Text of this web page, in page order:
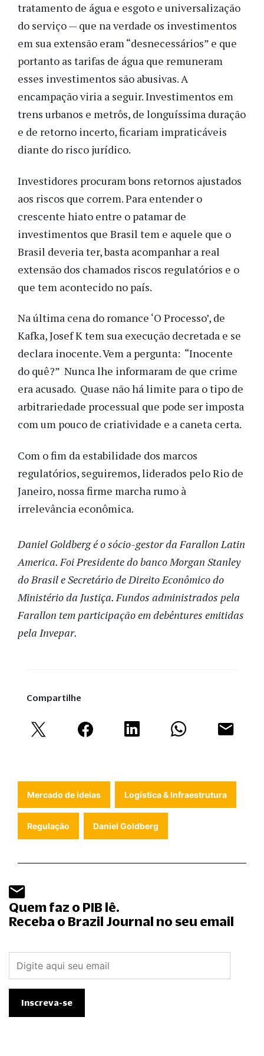
tratamento de água e esgoto e universalização
do serviço — que na verdade os investimentos
em sua extensão eram “desnecessários” e que
portanto as tarifas de água que remuneram
esses investimentos são abusivas. A
encampação viria a seguir. Investimentos em
trens urbanos e metrôs, de longuíssima duração
e de retorno incerto, ficariam impraticáveis
diante do risco jurídico.
Investidores procuram bons retornos ajustados
aos riscos que correm. Para entender o
crescente hiato entre o patamar de
investimentos que Brasil tem e aquele que o
Brasil deveria ter, basta acompanhar a real
extensão dos chamados riscos regulatórios e o
que tem acontecido no país.
Na última cena do romance ‘O Processo’, de
Kafka, Josef K tem sua execução decretada e se
declara inocente. Vem a pergunta: “Inocente
do quê?” Nunca lhe informaram de que crime
era acusado. Quase não há limite para o tipo de
arbitrariedade processual que pode ser imposta
com um pouco de criatividade e a caneta certa.
Com o fim da estabilidade dos marcos
regulatórios, seguiremos, liderados pelo Rio de
Janeiro, nossa firme marcha rumo à
irrelevância econômica.
Daniel Goldberg é o sócio-gestor da Farallon Latin
America. Foi Presidente do banco Morgan Stanley
do Brasil e Secretário de Direito Econômico do
Ministério da Justiça. Fundos administrados pela
Farallon tem participação em debêntures emitidas
pela Invepar.
Compartilhe
Mercado de ideias Logística & Infraestrutura
Regulação Daniel Goldberg
Quem faz o PIB lê.
Receba o Brazil Journal no seu email